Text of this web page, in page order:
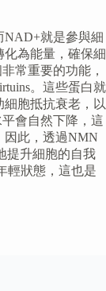
NAD+就是參與細
化為能量，確保細
常重要的功能，
。這些蛋白就
胞抵抗衰老，以
會自然下降，這
因此，透過NMN
提升細胞的自我
輕狀態，這也是